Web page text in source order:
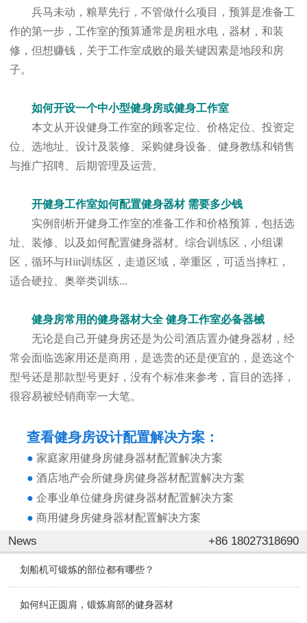
兵马未动，粮草先行，不管做什么项目，预算是准备工
作的第一步，工作室的预算通常是房租水电，器材，和装
修，但想赚钱，关于工作室成败的最关键因素是地段和房
子。
如何开设一个中小型健身房或健身工作室
本文从开设健身工作室的顾客定位、价格定位、投资定
位、选地址、设计及装修、采购健身设备、健身教练和销售
与推广招聘、后期管理及运营。
开健身工作室如何配置健身器材 需要多少钱
实例剖析开健身工作室的准备工作和价格预算，包括选
址、装修、以及如何配置健身器材。综合训练区，小组课
区，循环与Hiit训练区，走道区域，举重区，可适当摔杠，
适合硬拉、奥举类训练...
健身房常用的健身器材大全 健身工作室必备器械
无论是自己开健身房还是为公司酒店置办健身器材，经
常会面临选家用还是商用，是选贵的还是便宜的，是选这个
型号还是那款型号更好，没有个标准来参考，盲目的选择，
很容易被经销商宰一大笔。
查看健身房设计配置解决方案：
● 家庭家用健身房健身器材配置解决方案
● 酒店地产会所健身房健身器材配置解决方案
● 企事业单位健身房健身器材配置解决方案
● 商用健身房健身器材配置解决方案
News +86 18027318690
划船机可锻炼的部位都有哪些？
如何纠正圆肩，锻炼肩部的健身器材